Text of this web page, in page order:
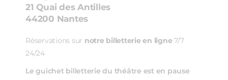
21 Quai des Antilles
44200 Nantes
Réservations sur notre billetterie en ligne 7/7
24/24
Le guichet billetterie du théâtre est en pause